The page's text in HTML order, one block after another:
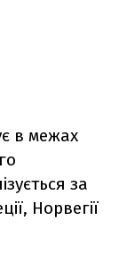
в межах
за
Норвегії